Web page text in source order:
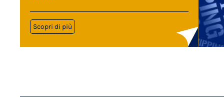
Scopri di più